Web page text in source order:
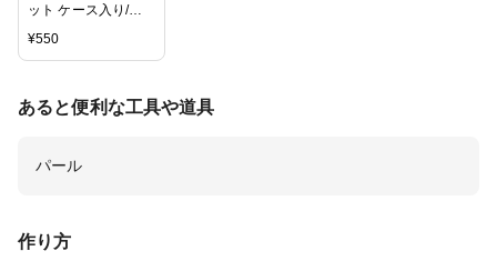
ット ケース入り/丸
カン
¥550
作り方
あると便利な工具や道具
パール